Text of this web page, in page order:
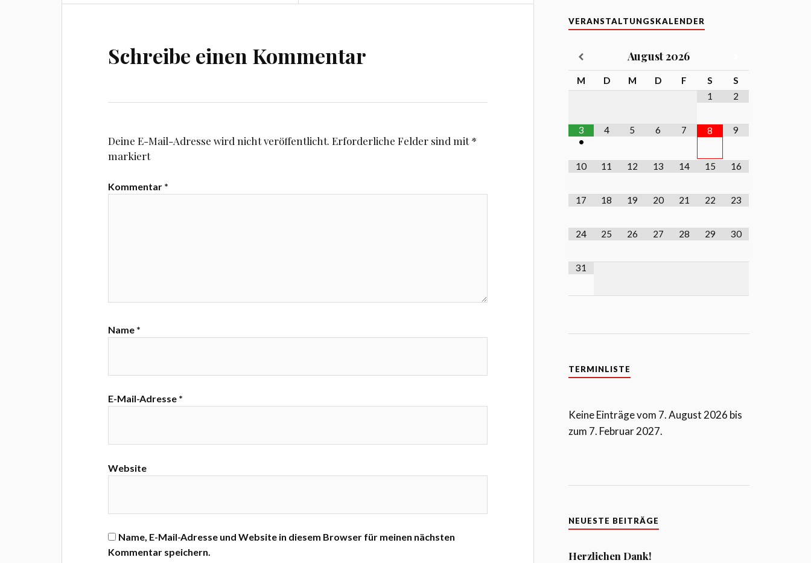
Schreibe einen Kommentar
Deine E-Mail-Adresse wird nicht veröffentlicht. Erforderliche Felder sind mit*
markiert
Kommentar *
Name *
E-Mail-Adresse *
Website
Name, E-Mail-Adresse und Website in diesem Browser für meinen nächsten
Kommentar speichern.
VERANSTALTUNGSKALENDER
August2026
M D M D F S
S
1
2
3
•
4 5 6 7 8 9
10 11 12 13 14 15 16
17 18 19 20 21 22 23
24 25 26 27 28 29 30
31
TERMINLISTE
Keine Einträge vom 7. August 2026 bis
zum 7. Februar 2027.
NEUESTE BEITRÄGE
Herzlichen Dank!